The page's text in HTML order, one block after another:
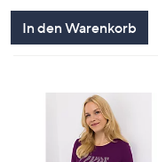
In den Warenkorb